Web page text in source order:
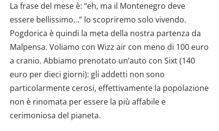
La frase del mese è: “eh, ma il Montenegro deve
essere bellissimo…” lo scopriremo solo vivendo.
Pogdorica è quindi la meta della nostra partenza da
Malpensa. Voliamo con Wizz air con meno di 100 euro
a cranio. Abbiamo prenotato un’auto con Sixt (140
euro per dieci giorni): gli addetti non sono
particolarmente cerosi, effettivamente la popolazione
non è rinomata per essere la più affabile e
cerimoniosa del pianeta.